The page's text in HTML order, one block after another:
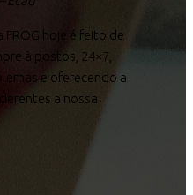
hoje é feito de
à postos, 24×7,
e oferecendo a
a nossa